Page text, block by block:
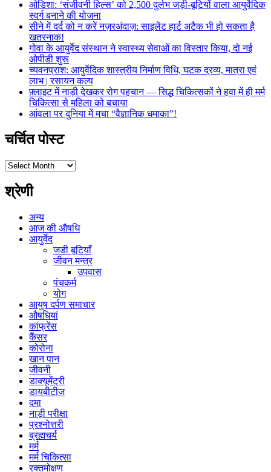
ओडिशा: ‘संजीवनी हिल्स’ को 2,500 दुर्लभ जड़ी-बूटियों वाला आयुर्वेदिक
स्वर्ग बनाने की योजना
सीने में दर्द को न करें नज़रअंदाज़: साइलेंट हार्ट अटैक भी हो सकता है
खतरनाक!
गोवा के आयुर्वेद संस्थान ने स्वास्थ्य सेवाओं का विस्तार किया, दो नई
ओपीडी शुरू
च्यवनप्राश: आयुर्वेदिक शास्त्रीय निर्माण विधि, घटक द्रव्य, मात्रा एवं
लाभ | रसायन कल्प
फ़्लाइट में नाड़ी देखकर रोग पहचान — सिद्ध चिकित्सकों ने हवा में ही मर्म
चिकित्सा से महिला को बचाया
आंवला पर दुनिया में मचा “वैज्ञानिक धमाका”!
चर्चित पोस्ट
चर्चित
श्रेणी
अन्य
आज की औषधि
आयुर्वेद
जडी बूटियाँ
जीवन मन्त्र
उपवास
पंचकर्म
योग
आयुष दर्पण समाचार
औषधियां
कांफ्रेंस
कैंसर
कोरोना
खान पान
जीवनी
डाक्यूमेंट्री
डायबीटीज
दमा
नाड़ी परीक्षा
प्रश्नोत्तरी
ब्रह्मचर्य
मर्म
मर्म चिकित्सा
रक्तमोक्षण